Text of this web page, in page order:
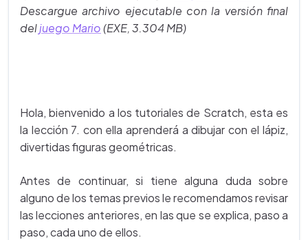
Descargue archivo ejecutable con la versión final
deljuego Mario(EXE, 3.304 MB)
Hola, bienvenido a los tutoriales de Scratch, esta es
la lección 7. con ella aprenderá a dibujar con el lápiz,
divertidas figuras geométricas.
Antes de continuar, si tiene alguna duda sobre
alguno de los temas previos le recomendamos revisar
las lecciones anteriores, en las que se explica, paso a
paso, cada uno de ellos.